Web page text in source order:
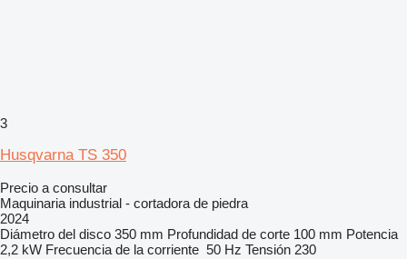
3
Husqvarna TS 350
Precio a consultar
Maquinaria industrial - cortadora de piedra
2024
Diámetro del disco 350 mm Profundidad de corte 100 mm Potencia
2,2 kW Frecuencia de la corriente 50 Hz Tensión 230